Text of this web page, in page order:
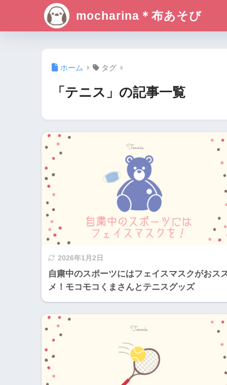
mocharina＊布あそび
ホーム タグ
「テニス」の記事一覧
2026年1月2日
自粛中のスポーツにはフェイスマスクがおス
メ！モコモコくまさんとテニスグッズ